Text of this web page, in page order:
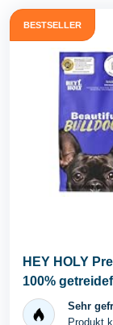
BESTSELLER
HEY HOLY
100%
Hundefutter...
Sehr
Produkt